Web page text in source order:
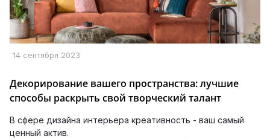
14 сентября 2023
Декорирование вашего пространства: лучшие
способы раскрыть свой творческий талант
В сфере дизайна интерьера креативность - ваш самый
ценный актив.